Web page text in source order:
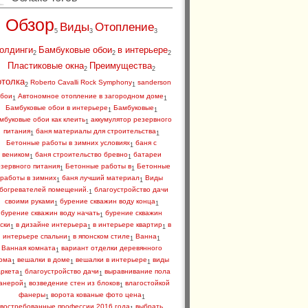
Обзор5 Виды3 Отопление3
2 Бамбуковые обои2 в интерьере2
Пластиковые окна2 Преимущества2
2 Roberto Cavalli Rock Symphony1 sanderson
1 Автономное отопление в загородном доме 1
Бамбуковые обои в интерьере 1 Бамбуковые 1
обои как клеить1 аккумулятор резервного
питания1 баня материалы для строительства 1
Бетонные работы в зимних условиях1 баня с
веником1 баня строительство бревно1 батареи
питания1 Бетонные работы в1 Бетонные
работы в зимних1 баня лучший материал1 Виды
помещений. 1 благоустройство дачи
своими руками 1 бурение скважин воду конца1
бурение скважин воду начать1 бурение скважин
1 в дизайне интерьера1 в интерьере квартир1 в
интерьере спальни 1 в японском стиле 1 Ванна 1
Ванная комната1 вариант отделки деревянного
1 вешалки в доме 1 вешалки в интерьере 1 виды
1 благоустройство дачи 1 выравнивание пола
1 возведение стен из блоков1 влагостойкой
фанеры1 ворота кованые фото цена1
востребованные профессии 2016 года выбрать